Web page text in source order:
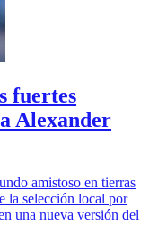
fuertes
Alexander
amistoso en tierras
la selección local por
una nueva versión del